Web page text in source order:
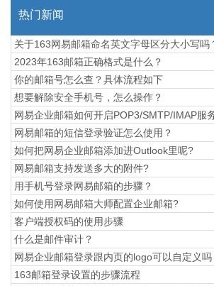
热门新闻
关于163网易邮箱命名英文字母区分大小写吗
2023年163邮箱正确格式是什么？
你的邮箱号怎么查？具体流程如下
想要解除安全手机号，怎么操作？
网易企业邮箱如何开启POP3/SMTP/IMAP服
网易邮箱的短信登录验证怎么使用？
如何把网易企业邮箱添加进Outlook里呢?
网易邮箱支持发送多大的附件?
用手机号登录网易邮箱的步骤？
如何使用网易邮箱大师配置企业邮箱?
​客户端授权码的使用步骤
什么是邮件审计？
网易企业邮箱登录跟内页的logo可以自定义吗
163邮箱登录设置的步骤流程